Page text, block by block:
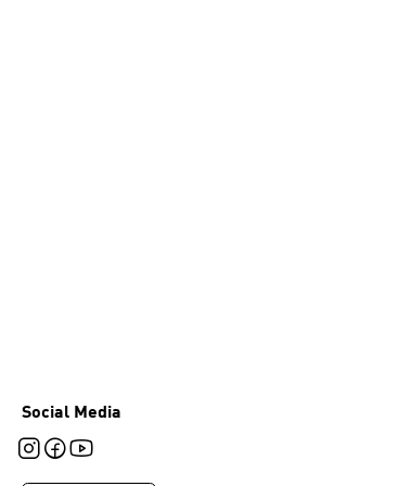
Social Media